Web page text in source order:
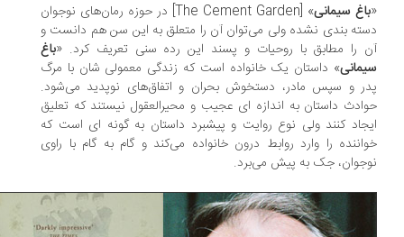
سیمانی
» [The Cement Garden] در حوزه رمان‌های نوجوان
بندی نشده ولی می‌توان آن را متعلق به این سن هم دانست و
را مطابق با روحیات و پسند این رده سنی تعریف کرد. « باغ
» داستان یک خانواده است که زندگی معمولی شان با مرگ
و سپس مادر، دستخوش بحران و اتفاق‌های نوپدید می‌شود.
داستان به اندازه ای عجیب و محیرالعقول نیستند که تعلیق
کنند ولی نوع روایت و پیشبرد داستان به گونه ای است که
را وارد روابط درون خانواده می‌کند و گام به گام با راوی
جک به پیش می‌برد.